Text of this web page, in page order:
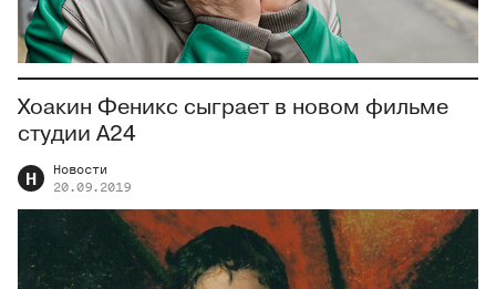
Хоакин Феникс сыграет в новом фильме
студии А24
Н
Новости
20.09.2019